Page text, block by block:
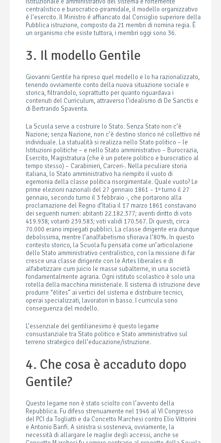
centralistico e burocratico-piramidale, il modello organizzativo
é l’esercito. Il Ministro é affiancato dal Consiglio superiore della
Pubblica istruzione, composto da 21 membri di nomina regia. È
un organismo che esiste tuttora, i membri oggi sono 36.
3. Il modello Gentile
Giovanni Gentile ha ripreso quel modello e lo ha razionalizzato,
tenendo ovviamente conto della nuova situazione sociale e
storica, filtrandolo, soprattutto per quanto riguardava i
contenuti del Curriculum, attraverso l’idealismo di De Sanctis e
di Bertrando Spaventa.
La Scuola serve a costruire lo Stato. Senza Stato non c’è
Nazione; senza Nazione, non c’è destino storico né collettivo né
individuale. La statualità si realizza nello Stato politico – le
Istituzioni politiche – e nello Stato amministrativo – Burocrazia,
Esercito, Magistratura (che è un potere politico e burocratico al
tempo stesso) – Carabinieri, Carceri-. Nella peculiare storia
italiana, lo Stato amministrativo ha riempito il vuoto di
egemonia della classe politica risorgimentale. Quale vuoto? Le
prime elezioni nazionali del 27 gennaio 1861 – 1º turno il 27
gennaio, secondo turno il 3 febbraio -, che portarono alla
proclamazione del Regno d’Italia il 17 marzo 1861 constavano
dei seguenti numeri: abitanti 22.182.377; aventi diritto di voto
419.938; votanti 239.583; voti validi 170.567. Di questi, circa
70.000 erano impiegati pubblici. La classe dirigente era dunque
debolissima, mentre l’analfabetismo sfiorava l’80%. In questo
contesto storico, la Scuola fu pensata come un’articolazione
dello Stato amministrativo centralistico, con la missione di far
cresce una classe dirigente con le Artes liberales e di
alfabetizzare cum juicio le masse subalterne, in una società
fondamentalmente agraria. Ogni istituto scolastico è solo una
rotella della macchina ministeriale. Il sistema di istruzione deve
produrre “élites” ai vertici del sistema e distribuire tecnici,
operai specializzati, lavoratori in basso. I curricula sono
conseguenza del modello.
L’essenziale del gentilianesimo è questo legame
consustanziale tra Stato politico e Stato amministrativo sul
terreno strategico dell’educazione/istruzione.
4. Che cosa è accaduto dopo
Gentile?
Questo legame non è stato sciolto con l’avvento della
Repubblica. Fu difeso strenuamente nel 1946 al VI Congresso
del PCI da Togliatti e da Concetto Marchesi contro Elio Vittorini
e Antonio Banfi. A sinistra si sosteneva, ovviamente, la
necessità di allargare le maglie degli accessi, anche se